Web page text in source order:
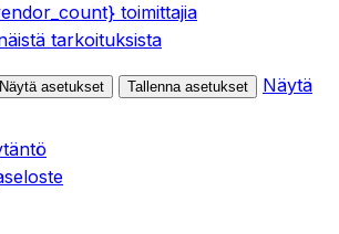
toimittajia
tarkoituksista
Näytä asetukset Tallenna asetukset
Näytä